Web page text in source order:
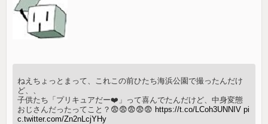
ねえちょっとまって、これこの前ひたち海浜公園で撮ったんだけ
ど、、
子供たち「プリキュアだー❤️」って喜んでたんだけど、中身変態
おじさんだったってこと？😨😨😨😨😨 https://t.co/LCoh3UNNIV pi
c.twitter.com/Zn2nLcjYHy